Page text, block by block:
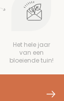
Het hele jaar
van een
bloeiende tuin!